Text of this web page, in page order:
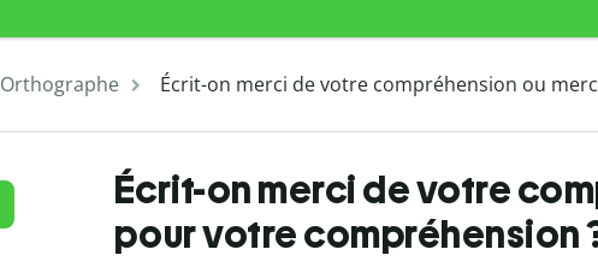
Orthographe Écrit-on merci de votre compréhension ou
Écrit-on merci de votre
pour votre compréhension